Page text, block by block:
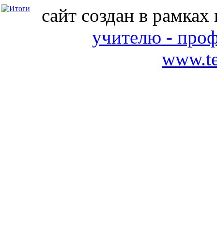
сайт создан в
учителю -